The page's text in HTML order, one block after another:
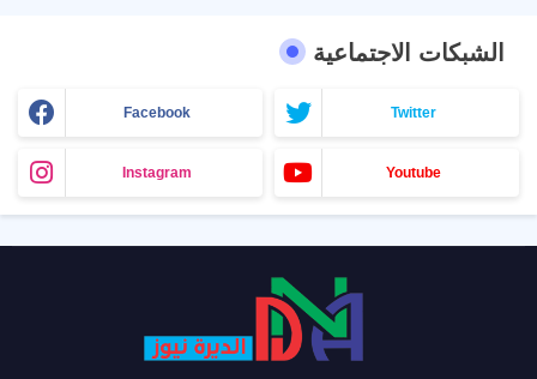
الشبكات الاجتماعية
Facebook Twitter
Instagram Youtube